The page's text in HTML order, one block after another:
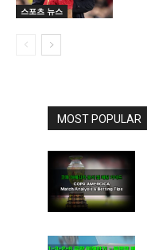
스포츠 뉴스
MOST POPULAR